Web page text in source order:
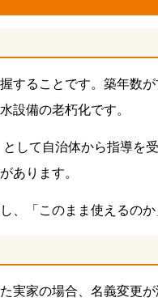
することです。築年数
設備の老朽化です。
して自治体から指導を
あります。
「このまま使えるの
家の場合、名義変更